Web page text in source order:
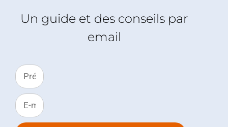
Un guide et des conseils par
email